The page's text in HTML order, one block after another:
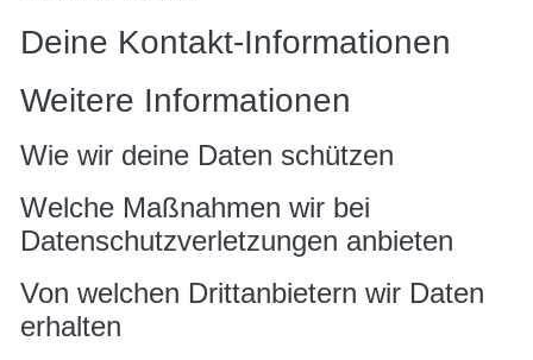
Deine Kontakt-Informationen
Weitere Informationen
Wie wir deine Daten schützen
Welche Maßnahmen wir bei
Datenschutzverletzungen anbieten
Von welchen Drittanbietern wir Daten
erhalten